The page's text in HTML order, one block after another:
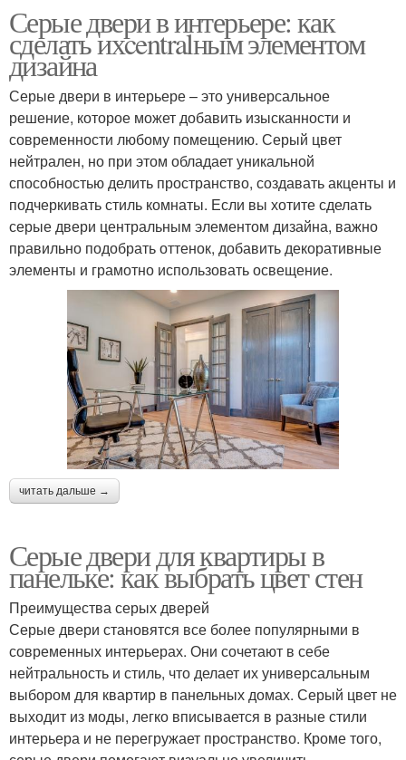
Серые двери в интерьере: как
сделать ихcentralным элементом
дизайна
Серые двери в интерьере – это универсальное
решение, которое может добавить изысканности и
современности любому помещению. Серый цвет
нейтрален, но при этом обладает уникальной
способностью делить пространство, создавать акценты и
подчеркивать стиль комнаты. Если вы хотите сделать
серые двери центральным элементом дизайна, важно
правильно подобрать оттенок, добавить декоративные
элементы и грамотно использовать освещение.
читать дальше →
Серые двери для квартиры в
панельке: как выбрать цвет стен
Преимущества серых дверей
Серые двери становятся все более популярными в
современных интерьерах. Они сочетают в себе
нейтральность и стиль, что делает их универсальным
выбором для квартир в панельных домах. Серый цвет не
выходит из моды, легко вписывается в разные стили
интерьера и не перегружает пространство. Кроме того,